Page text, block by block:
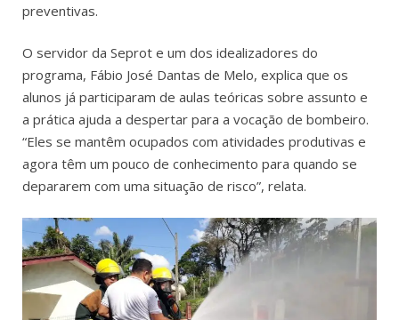
preventivas.
O servidor da Seprot e um dos idealizadores do
programa, Fábio José Dantas de Melo, explica que os
alunos já participaram de aulas teóricas sobre assunto e
a prática ajuda a despertar para a vocação de bombeiro.
“Eles se mantêm ocupados com atividades produtivas e
agora têm um pouco de conhecimento para quando se
depararem com uma situação de risco”, relata.